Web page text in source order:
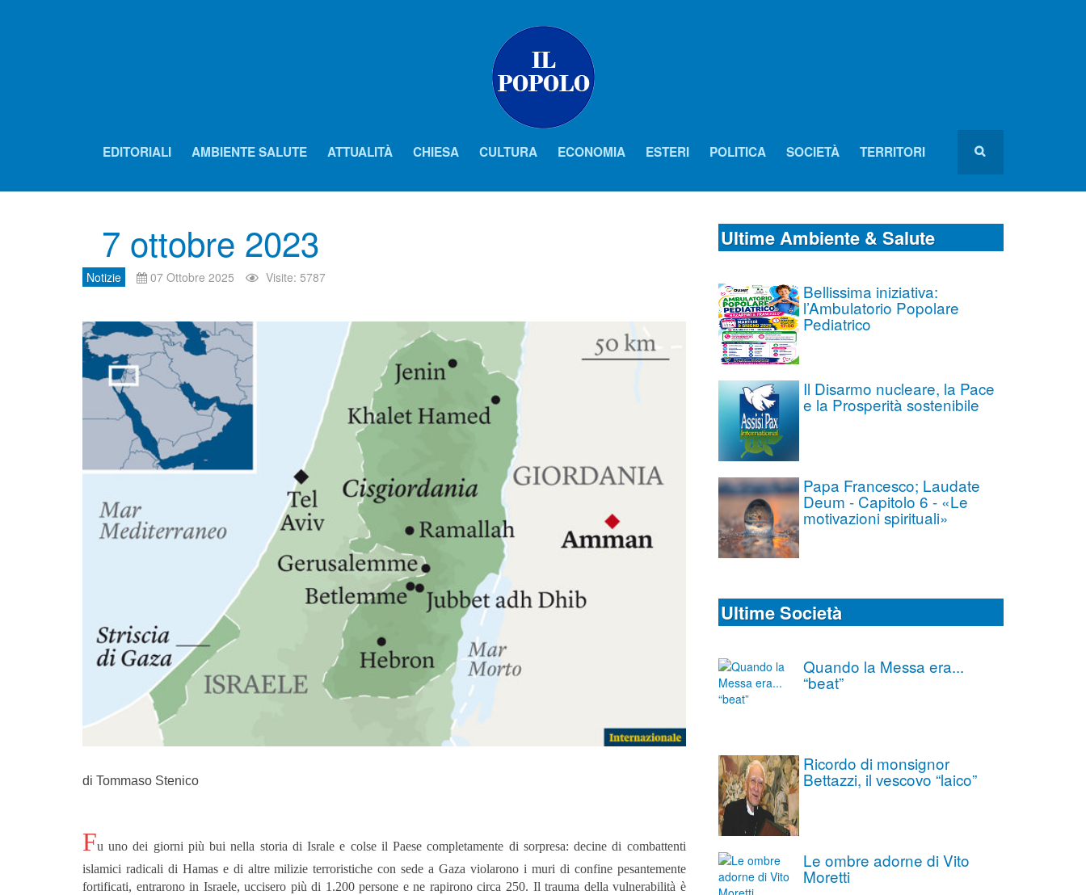
EDITORIALI AMBIENTE SALUTE ATTUALITÀ CHIESA CULTURA ECONOMIA ESTERI POLITICA SOCIETÀ TERRITORI
7 ottobre 2023
Notizie 07 Ottobre 2025 Visite: 5787
di Tommaso Stenico
Fu uno dei giorni più bui nella storia di Israle e colse il Paese completamente di sorpresa: decine di combattenti
islamici radicali di Hamas e di altre milizie terroristiche con sede a Gaza violarono i muri di confine pesantemente
fortificati, entrarono in Israele, uccisero più di 1.200 persone e ne rapirono circa 250. Il trauma della vulnerabilità è
Ultime Ambiente & Salute
Bellissima iniziativa:
l’Ambulatorio Popolare
Pediatrico
Il Disarmo nucleare, la Pace
e la Prosperità sostenibile
Papa Francesco; Laudate
Deum - Capitolo 6 - «Le
motivazioni spirituali»
Ultime Società
Quando la Messa era...
“beat”
Ricordo di monsignor
Bettazzi, il vescovo “laico”
Le ombre adorne di Vito
Moretti